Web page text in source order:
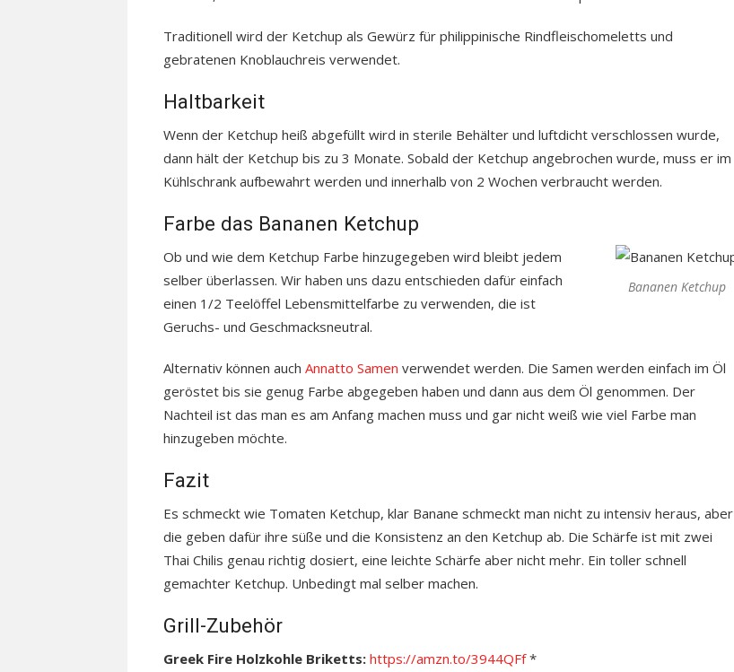
Traditionell wird der Ketchup als Gewürz für philippinische Rindfleischomeletts und
gebratenen Knoblauchreis verwendet.
Haltbarkeit
Wenn der Ketchup heiß abgefüllt wird in sterile Behälter und luftdicht verschlossen wurde,
dann hält der Ketchup bis zu 3 Monate. Sobald der Ketchup angebrochen wurde, muss er im
Kühlschrank aufbewahrt werden und innerhalb von 2 Wochen verbraucht werden.
Farbe das Bananen Ketchup
Bananen Ketchup
Ob und wie dem Ketchup Farbe hinzugegeben wird bleibt jedem
selber überlassen. Wir haben uns dazu entschieden dafür einfach
einen 1/2 Teelöffel Lebensmittelfarbe zu verwenden, die ist
Geruchs- und Geschmacksneutral.
Alternativ können auch Annatto Samen verwendet werden. Die Samen werden einfach im Öl
geröstet bis sie genug Farbe abgegeben haben und dann aus dem Öl genommen. Der
Nachteil ist das man es am Anfang machen muss und gar nicht weiß wie viel Farbe man
hinzugeben möchte.
Fazit
Es schmeckt wie Tomaten Ketchup, klar Banane schmeckt man nicht zu intensiv heraus, aber
die geben dafür ihre süße und die Konsistenz an den Ketchup ab. Die Schärfe ist mit zwei
Thai Chilis genau richtig dosiert, eine leichte Schärfe aber nicht mehr. Ein toller schnell
gemachter Ketchup. Unbedingt mal selber machen.
Grill-Zubehör
Greek Fire Holzkohle Briketts: https://amzn.to/3944QFf*